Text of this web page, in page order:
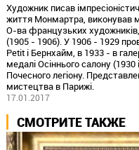
Художник писав
життя Монмартра, виконував
О-ва французьких художників,
(1905 - 1906). У 1906 - 1929
Petit і Бернхайм, в 1933 - в
медалі Осіннього салону
Почесного легіону.
мистецтва в Парижі.
17.01.2017
СМОТРИТЕ ТАКЖЕ